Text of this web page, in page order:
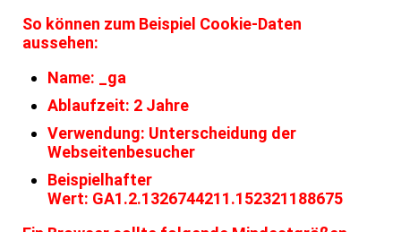
So können zum Beispiel Cookie-Daten
aussehen:
Name: _ga
Ablaufzeit: 2 Jahre
Verwendung: Unterscheidung der
Webseitenbesucher
Beispielhafter
Wert: GA1.2.1326744211.152321188675